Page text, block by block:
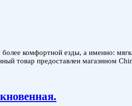
комфортной езды, а именно:
товар предоставлен магазином